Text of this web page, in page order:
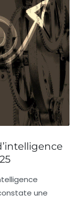
une